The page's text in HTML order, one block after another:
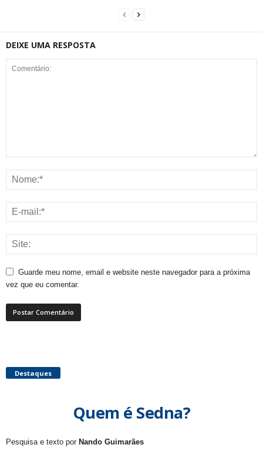
DEIXE UMA RESPOSTA
Guarde meu nome, email e website neste navegador para a próxima
vez que eu comentar.
Destaques
Quem é Sedna?
Pesquisa e texto por Nando Guimarães